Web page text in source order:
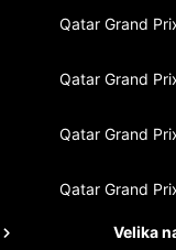
Qatar Grand
Qatar Grand
Qatar Grand
Qatar Grand
Velika